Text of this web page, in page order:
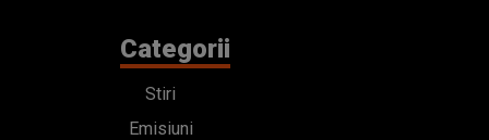
Categorii
Stiri
Emisiuni